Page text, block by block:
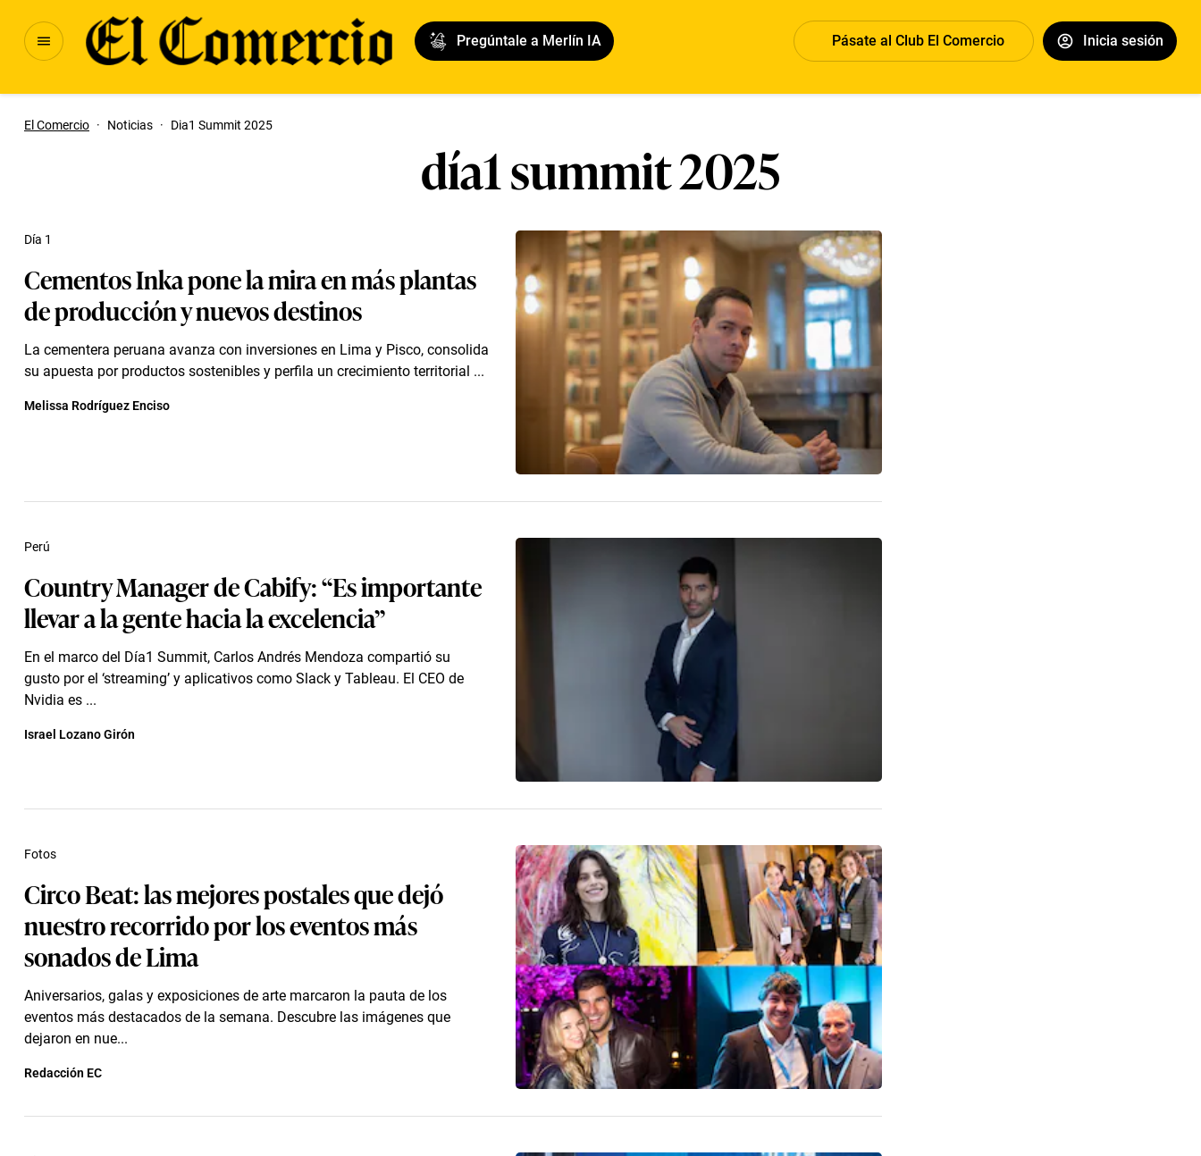
Pregúntale a Merlín IA Pásate al Club El Comercio Inicia sesión
El Comercio · Noticias · Dia1 Summit 2025
día1 summit 2025
Cementos Inka pone la mira en más plantas
de producción y nuevos destinos
La cementera peruana avanza con inversiones en Lima y Pisco, consolida
su apuesta por productos sostenibles y perfila un crecimiento territorial ...
Día 1
Melissa Rodríguez Enciso
Country Manager de Cabify: “Es importante
llevar a la gente hacia la excelencia”
En el marco del Día1 Summit, Carlos Andrés Mendoza compartió su
gusto por el ‘streaming’ y aplicativos como Slack y Tableau. El CEO de
Nvidia es ...
Perú
Israel Lozano Girón
Circo Beat: las mejores postales que dejó
nuestro recorrido por los eventos más
sonados de Lima
Aniversarios, galas y exposiciones de arte marcaron la pauta de los
eventos más destacados de la semana. Descubre las imágenes que
dejaron en nue...
Fotos
Redacción EC